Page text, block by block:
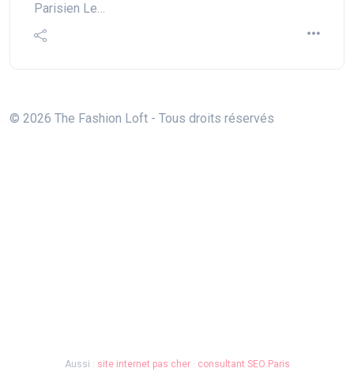
Parisien Le…
© 2026 The Fashion Loft - Tous droits réservés
Aussi : site internet pas cher· consultant SEO Paris